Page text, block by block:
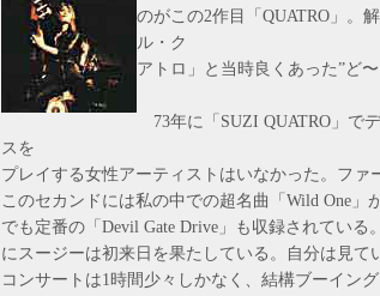
のがこの2作目「QUATRO」。
ル・ク
アトロ」と当時良くあった”ど
73年に「SUZI QUATRO」で
スを
プレイする女性アーティストはいなかった。ファ
このセカンドには私の中での超名曲「Wild One」
でも定番の「Devil Gate Drive」も収録されている
にスージーは初来日を果たしている。自分は見て
コンサートは1時間少々しかなく、結構ブーイン